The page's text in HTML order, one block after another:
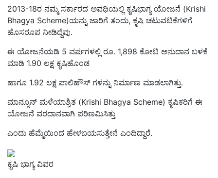
2013-18ರ ನಮ್ಮ ಸರ್ಕಾರದ ಅವಧಿಯಲ್ಲಿ ಕೃಷಿಭಾಗ್ಯ ಯೋಜನೆ (Krishi
Bhagya Scheme)ಯನ್ನು ಜಾರಿಗೆ ತಂದು, ಕೃಷಿ ಚಟುವಟಿಕೆಗಳಿಗೆ
ಹೊಸರೂಪ ನೀಡಿದ್ದೆವು.
ಈ ಯೋಜನೆಯಡಿ 5 ವರ್ಷಗಳಲ್ಲಿ ರೂ. 1,898 ಕೋಟಿ ಅನುದಾನ ಬಳಕೆ
ಮಾಡಿ 1.90 ಲಕ್ಷ ಕೃಷಿಹೊಂಡ
ಹಾಗೂ 1.92 ಲಕ್ಷ ಪಾಲಿಹೌಸ್ ಗಳನ್ನು ನಿರ್ಮಾಣ ಮಾಡಲಾಗಿತ್ತು.
ಮಾನ್ಸೂನ್ ಮಳೆಯಾಶ್ರಿತ (Krishi Bhagya Scheme) ಕೃಷಿಕರಿಗೆ ಈ
ಯೋಜನೆ ವರದಾನವಾಗಿ ಪರಿಣಮಿಸಿತ್ತು
ಎಂದು ಹೆಮ್ಮೆಯಿಂದ ಹೇಳಬಯಸುತ್ತೇನೆ ಎಂದಿದ್ದಾರೆ.
ಕೃಷಿ ಭಾಗ್ಯ ವಿವರ